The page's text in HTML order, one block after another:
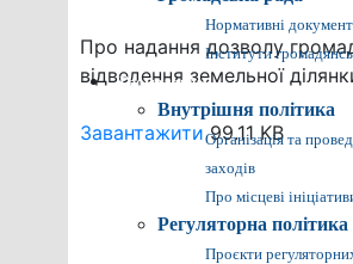
Нормативні
Інститути
Громадянам
Внутрішня політика
Організація та
заходів
Про місцеві
Регуляторна політика
Проєкти
Про надання дозволу
відведення земельної
Завантажити99.11 KB